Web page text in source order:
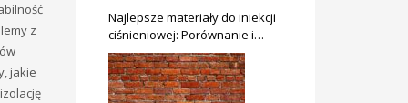
z
jakie
Najlepsze materiały do iniekcji
ciśnieniowej: Porównanie i
zalety